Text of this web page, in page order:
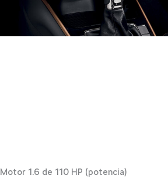
Motor 1.6 de 110 HP (potencia)